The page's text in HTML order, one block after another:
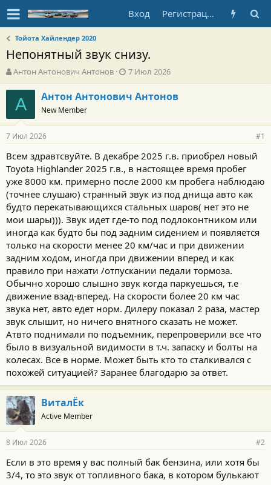
Вход Регистрация
Тойота Хайлендер 2020
Непонятный звук снизу.
А
в
т
о
т
е
м
ы
Антон Антонович Антонов
Д
а
т
а
а
а
л
а
7 Июл 2026
А Антон Антонович Антонов
New Member
7 Июл 2026 #1
Всем здравтсвуйте. В декабре 2025 г.в. приобрел новый
Toyota Highlander 2025 г.в., в настоящее время пробег
уже 8000 км. примерно после 2000 км пробега наблюдаю
(точнее слушаю) странный звук из под днища авто как
будто перекатывающихся стальных шаров( нет это не
мои шары))). Звук идет где-то под подлоконтником или
иногда как будто бы под задним сидением и появляется
только на скорости менее 20 км/час и при движении
задним ходом, иногда при движении вперед и как
правило при нажати /отпускании педали тормоза.
Обычно хорошо слышно звук когда паркуешься, т.е
движение взад-вперед. На скорости более 20 км час
звука нет, авто едет норм. Дилеру показал 2 раза, мастер
звук слышит, но ничего внятного сказать не может.
Атвто поднимали по подъемник, перепроверили все что
было в визуальной видимости в т.ч. запаску и болты на
колесах. Все в норме. Может быть кто то сталкивался с
похожей ситуацией? Заранее благодарю за ответ.
ВиталЁк
Active Member
8 Июл 2026 #2
Если в это время у вас полный бак бензина, или хотя бы
3/4, то это звук от топливного бака, в котором булькают